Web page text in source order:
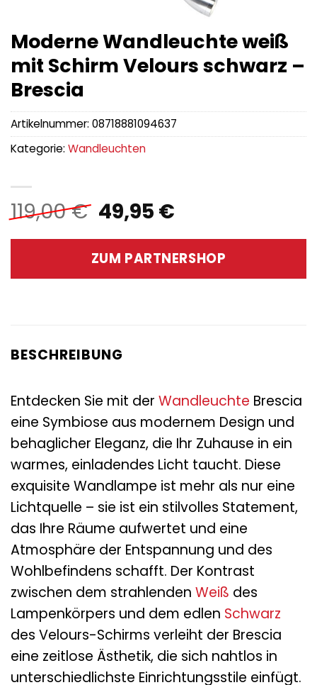
Moderne Wandleuchte weiß
mit Schirm Velours schwarz –
Brescia
119,00€ Ursprünglicher
Preis
war:
119,00 €
49,95 €Aktueller
ist:
49,95 €.
ZUM PARTNERSHOP
Artikelnummer: 08718881094637
Kategorie: Wandleuchten
BESCHREIBUNG
Entdecken Sie mit der Wandleuchte Brescia
eine Symbiose aus modernem Design und
behaglicher Eleganz, die Ihr Zuhause in ein
warmes, einladendes Licht taucht. Diese
exquisite Wandlampe ist mehr als nur eine
Lichtquelle – sie ist ein stilvolles Statement,
das Ihre Räume aufwertet und eine
Atmosphäre der Entspannung und des
Wohlbefindens schafft. Der Kontrast
zwischen dem strahlenden Weiß des
Lampenkörpers und dem edlen Schwarz
des Velours-Schirms verleiht der Brescia
eine zeitlose Ästhetik, die sich nahtlos in
unterschiedlichste Einrichtungsstile einfügt.